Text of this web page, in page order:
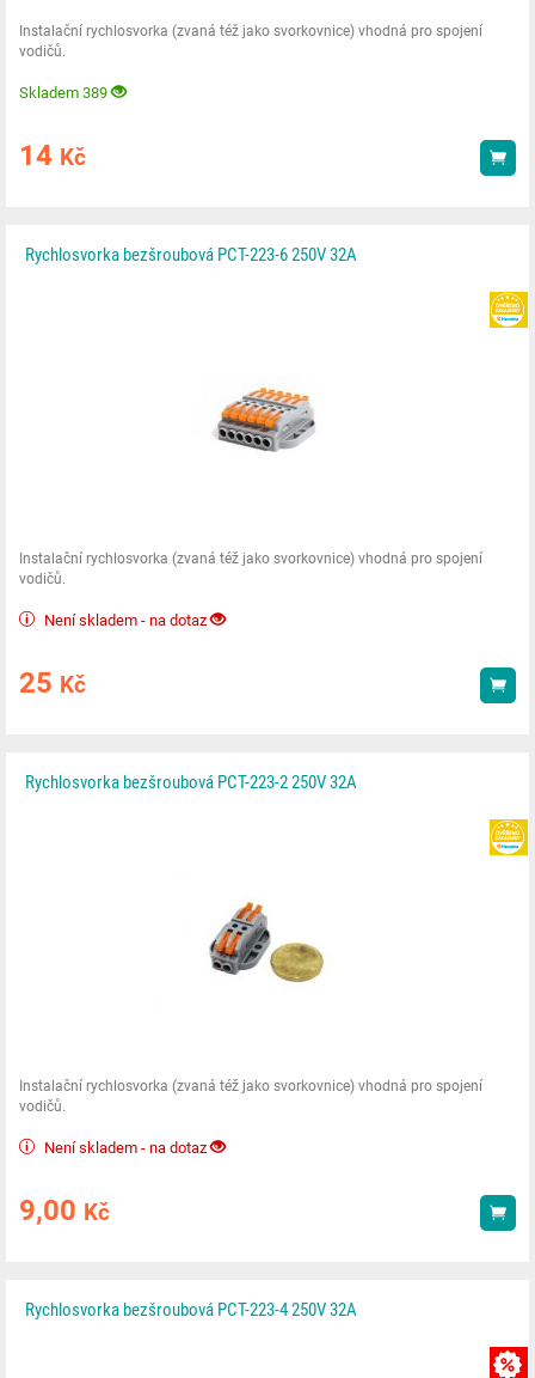
Instalační rychlosvorka (zvaná též jako svorkovnice) vhodná pro spojení
vodičů.
Skladem 389
14 Kč
Rychlosvorka bezšroubová PCT-223-6 250V 32A
Instalační rychlosvorka (zvaná též jako svorkovnice) vhodná pro spojení
vodičů.
Není skladem - na dotaz
25 Kč
Rychlosvorka bezšroubová PCT-223-2 250V 32A
Instalační rychlosvorka (zvaná též jako svorkovnice) vhodná pro spojení
vodičů.
Není skladem - na dotaz
9,00 Kč
Rychlosvorka bezšroubová PCT-223-4 250V 32A